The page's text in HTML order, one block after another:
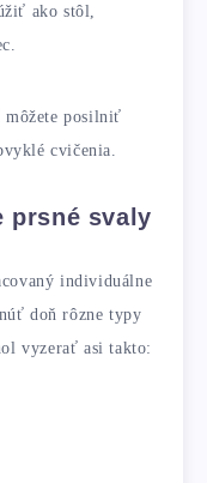
ako stôl,
môžete posilniť
cvičenia.
prsné svaly
individuálne
doň rôzne typy
vyzerať asi takto: